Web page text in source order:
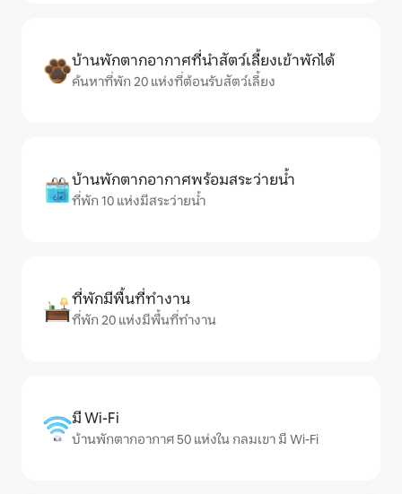
บ้านพักตากอากาศที่นำสัตว์เลี้ยงเข้าพักได้
ค้นหาที่พัก 20 แห่งที่ต้อนรับสัตว์เลี้ยง
บ้านพักตากอากาศพร้อมสระว่ายน้ำ
ที่พัก 10 แห่งมีสระว่ายน้ำ
ที่พักมีพื้นที่ทำงาน
ที่พัก 20 แห่งมีพื้นที่ทำงาน
มี Wi-Fi
บ้านพักตากอากาศ 50 แห่งใน กลมเขา มี Wi-Fi